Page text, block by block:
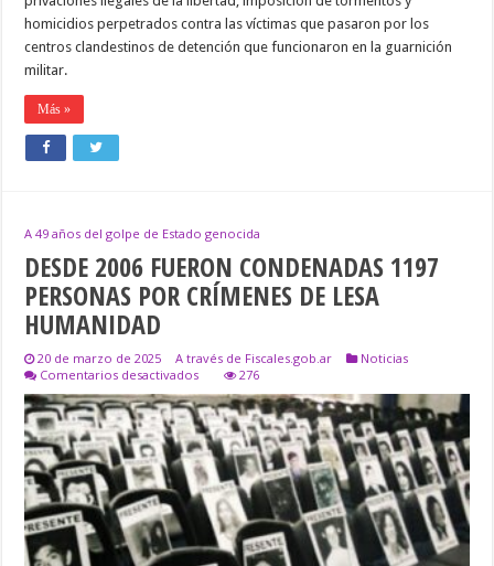
homicidios perpetrados contra las víctimas que pasaron por los
centros clandestinos de detención que funcionaron en la guarnición
militar.
Más »
A 49 años del golpe de Estado genocida
DESDE 2006 FUERON CONDENADAS 1197
PERSONAS POR CRÍMENES DE LESA
HUMANIDAD
20 de marzo de 2025 A través de Fiscales.gob.ar
Noticias
Comentarios desactivadosen
DESDE
2006
FUERON
CONDENADAS
1197
PERSONAS
POR
CRÍMENES
DE
LESA
HUMANIDAD
276